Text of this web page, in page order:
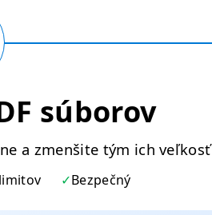
súborov
a zmenšite tým ich veľkosť
Bezpečný